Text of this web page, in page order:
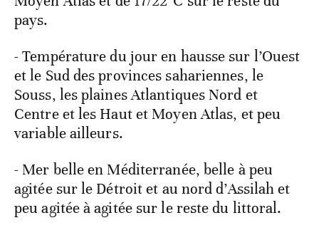
pays.
- Température du jour en hausse sur l’Ouest
et le Sud des provinces sahariennes, le
Souss, les plaines Atlantiques Nord et
Centre et les Haut et Moyen Atlas, et peu
variable ailleurs.
- Mer belle en Méditerranée, belle à peu
agitée sur le Détroit et au nord d’Assilah et
peu agitée à agitée sur le reste du littoral.